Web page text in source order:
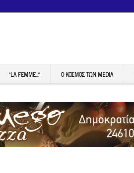
“LA FEMME…” Ο ΚΟΣΜΟΣ ΤΩΝ MEDIA